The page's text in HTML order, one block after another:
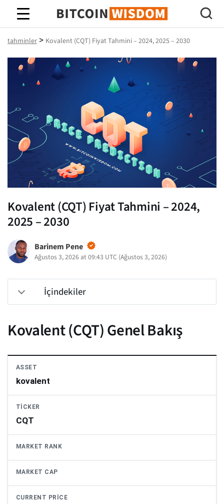
Bitcoin Bilgeliği
tahminler > Kovalent (CQT) Fiyat Tahmini – 2024, 2025 – 2030
Kovalent (CQT) Fiyat Tahmini – 2024,
2025 – 2030
Barinem Pene
Ağustos 3, 2026 at 09:43 UTC (Ağustos 3, 2026)
İçindekiler
Kovalent (CQT) Genel Bakış
ASSET
kovalent
TICKER
CQT
MARKET RANK
MARKET CAP
CURRENT PRICE